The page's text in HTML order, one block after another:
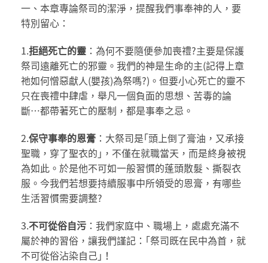
一、本章專論祭司的潔淨，提醒我們事奉神的人，要
特別留心：
1.拒絕死亡的靈 ：為何不要隨便參加喪禮?主要是保護
祭司遠離死亡的邪靈。我們的神是生命的主(記得上章
祂如何憎惡獻人(嬰孩)為祭嗎?)。但要小心死亡的靈不
只在喪禮中肆虐，舉凡一個負面的思想、苦毒的論
斷…都帶著死亡的壓制，都是事奉之忌。
2.保守事奉的恩膏 ：大祭司是｢頭上倒了膏油，又承接
聖職，穿了聖衣的｣，不僅在就職當天，而是終身被視
為如此。於是他不可如一般習慣的蓬頭散髮、撕裂衣
服。今我們若想要持續服事中所領受的恩膏，有哪些
生活習慣需要調整?
3.不可從俗自污 ：我們家庭中、職場上，處處充滿不
屬於神的習俗，讓我們謹記：｢祭司既在民中為首，就
不可從俗沾染自己｣！